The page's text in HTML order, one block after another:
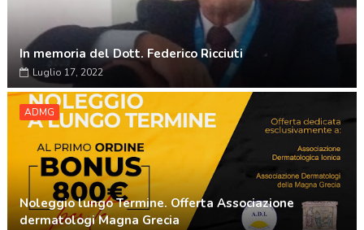
In memoria del Dott. Federico Ricciuti
Luglio 17, 2022
ADMG
Noleggio lungo Termine. Offerta Associazione
dermatologi Magna Grecia